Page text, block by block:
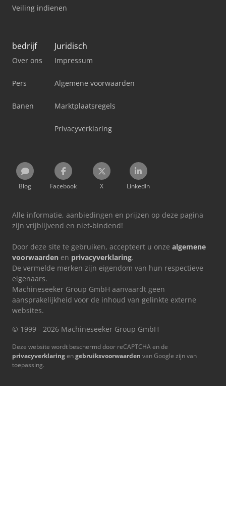
Veiling indienen
bedrijf
Over ons
Pers
Banen
Juridisch
Impressum
Algemene voorwaarden
Marktplaatsregels
Privacyverklaring
Blog Facebook X LinkedIn
Alle informatie, aanbiedingen en prijzen op deze pagina
zijn vrijblijvend en niet-bindend!
Door deze site te gebruiken, accepteert u onze algemene
voorwaarden en privacyverklaring.
De vermelde merken zijn eigendom van hun respectieve
eigenaars.
Machineseeker Group GmbH aanvaardt geen
aansprakelijkheid voor de inhoud van gelinkte externe
websites.
© 1999 - 2026 Machineseeker Group GmbH
Deze website wordt beschermd door reCAPTCHA en de
privacyverklaringengebruiksvoorwaarden van Google zijn van
toepassing.